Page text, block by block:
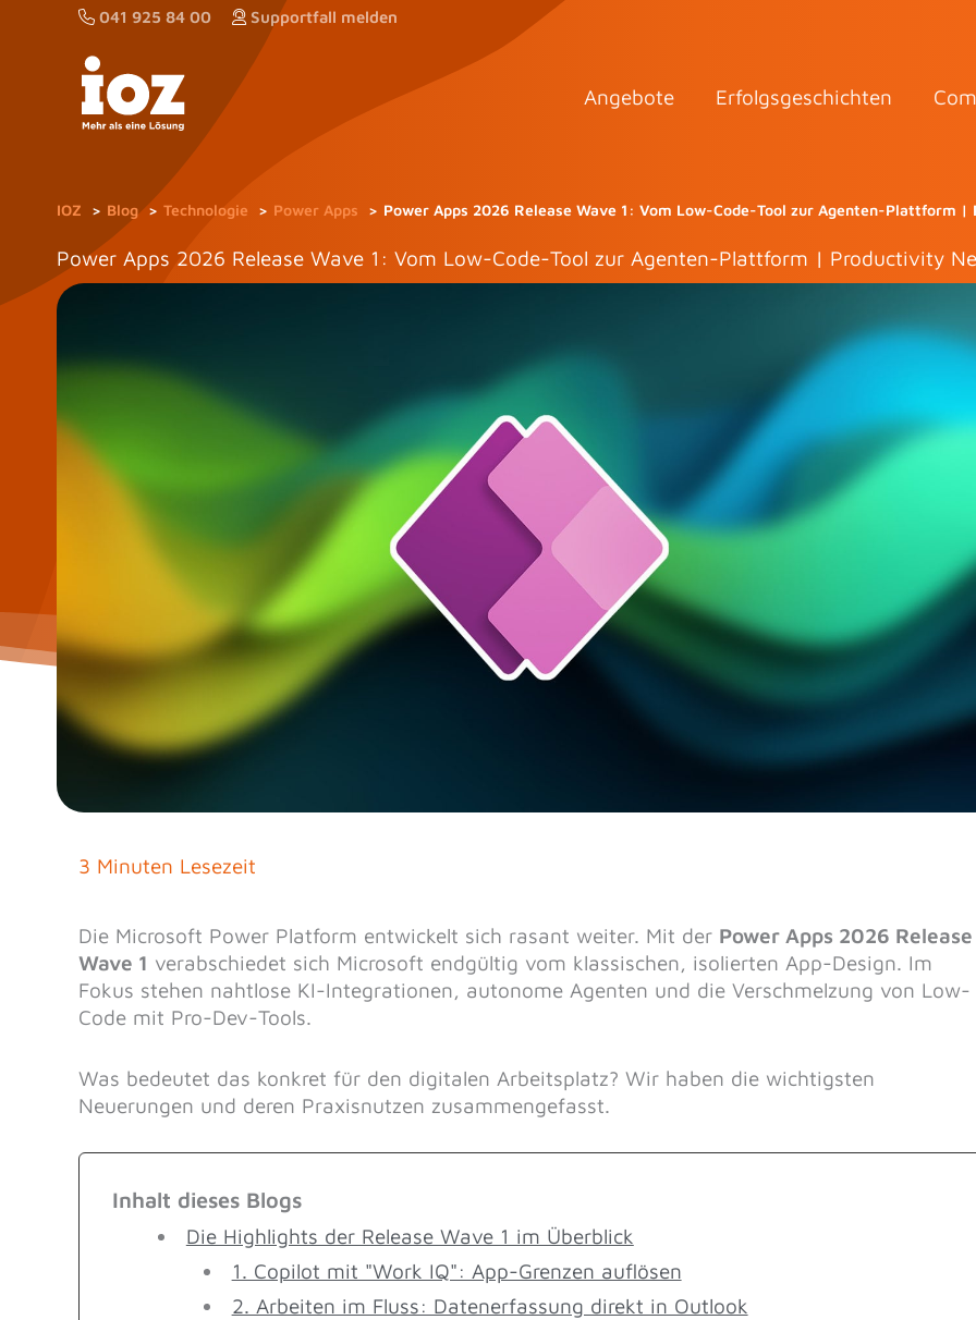
041 925 84 00 Supportfall melden
Angebote Erfolgsgeschichten
IOZ Blog Technologie Power Apps Power Apps 2026 Release Wave 1: Vom Low-Code-Tool zur Agenten-Plattform
Power Apps 2026 Release Wave 1: Vom Low-Code-Tool zur Agenten-Plattform | Productivity
3 Minuten Lesezeit
Die Microsoft Power Platform entwickelt sich rasant weiter. Mit der Power Apps 2026 Release
Wave 1 verabschiedet sich Microsoft endgültig vom klassischen, isolierten App-Design. Im
Fokus stehen nahtlose KI-Integrationen, autonome Agenten und die Verschmelzung von Low-
Code mit Pro-Dev-Tools.
Was bedeutet das konkret für den digitalen Arbeitsplatz? Wir haben die wichtigsten
Neuerungen und deren Praxisnutzen zusammengefasst.
Inhalt dieses Blogs
Die Highlights der Release Wave 1 im Überblick
1. Copilot mit "Work IQ": App-Grenzen auflösen
2. Arbeiten im Fluss: Datenerfassung direkt in Outlook